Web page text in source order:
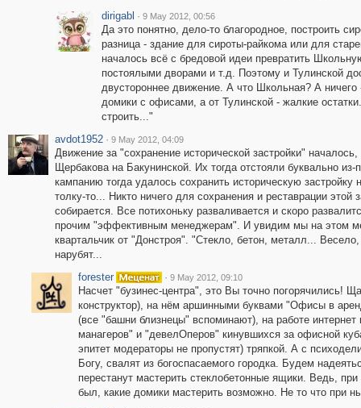
dirigabl · 9 May 2012, 00:56
Да это понятно, дело-то благородное, построить
разница - здание для сироты-райкома или для
началось всё с бредовой идеи превратить
постоялыми дворами и т.д. Поэтому и Тулинской
двустороннее движение. А что Школьная? А
домики с офисами, а от Тулинской - жалкие
строить..."
avdot1952 · 9 May 2012, 04:09
Движение за "сохранение исторической застройки"
Щербакова на Бакунинской. Их тогда отстояли буквально
кампанию тогда удалось сохранить историческую
толку-то... Никто ничего для сохранения и реставрации
собирается. Все потихоньку разваливается и скоро
прочим "эффективным менеджерам". И увидим мы на этом
квартальчик от "Донстроя". "Стекло, бетон, металл...
нарубят...
forester
· 9 May 2012, 09:10
Насчет "бузинес-центра", это Вы точно
конструктор), на нём аршинными буквами "Офисы в
(все "башни близнецы" вспоминают), на работе
манагеров" и "девелОперов" кинувшихся за офисной
эпитет модераторы не пропустят) тряпкой. А с
Богу, свалят из богоспасаемого городка. Будем
перестанут мастерить стеклобетонные ящики. Ведь,
был, какие домики мастерить возможно. Не то что при